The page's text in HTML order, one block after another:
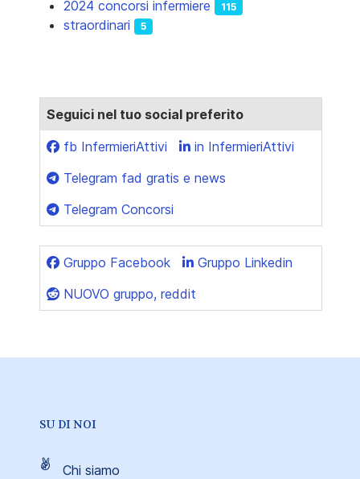
2024 concorsi infermiere 115
straordinari 5
Seguici nel tuo social preferito
fb InfermieriAttivi
in InfermieriAttivi
Telegram fad gratis e news
Telegram Concorsi
Gruppo Facebook
Gruppo Linkedin
NUOVO gruppo, reddit
SU DI NOI
Chi siamo